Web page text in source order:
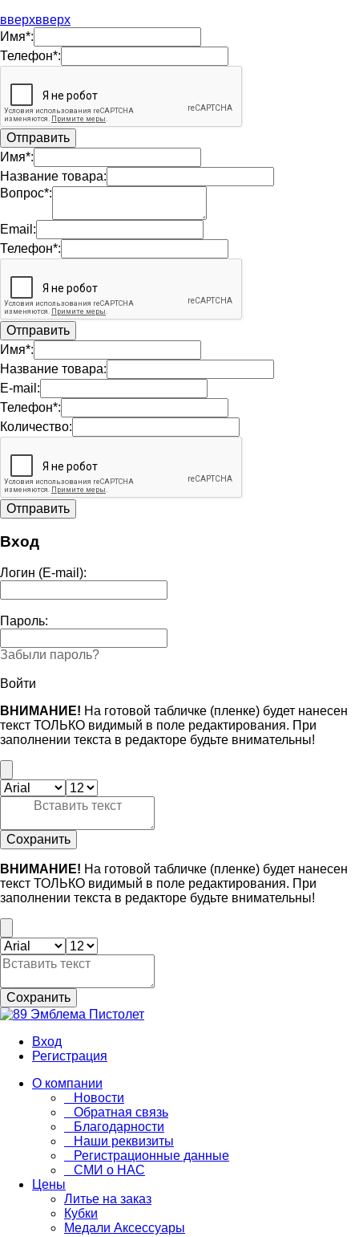
вверхвверх
Имя*:
Телефон*:
Имя*:
Название товара:
Вопрос*:
Email:
Телефон*:
Имя*:
Название товара:
E-mail:
Телефон*:
Количество:
Вход
Логин (E-mail):
Пароль:
Забыли пароль?
Войти
ВНИМАНИЕ! На готовой табличке (пленке) будет нанесен
текст ТОЛЬКО видимый в поле редактирования. При
заполнении текста в редакторе будьте внимательны!
Сохранить
ВНИМАНИЕ! На готовой табличке (пленке) будет нанесен
текст ТОЛЬКО видимый в поле редактирования. При
заполнении текста в редакторе будьте внимательны!
Сохранить
Вход
Регистрация
О компании
Новости
Обратная связь
Благодарности
Наши реквизиты
Регистрационные данные
СМИ о НАС
Цены
Литье на заказ
Кубки
Медали Аксессуары